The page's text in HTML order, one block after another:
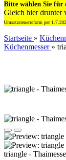
Bitte wählen Sie für
Gleich hier drunter
Umsatzsteuerreform per
Startseite »
Küchenmesser »
triangle -